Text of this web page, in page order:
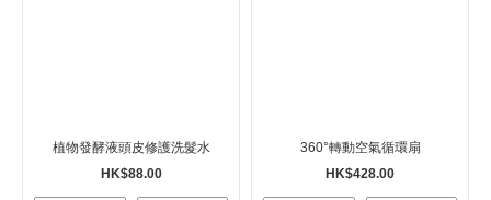
植物發酵液頭皮修護洗髮水
HK$88.00
360°轉動空氣循環扇
HK$428.00